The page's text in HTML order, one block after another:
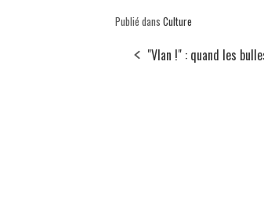
Publié dans Culture
"Vlan !" : quand les